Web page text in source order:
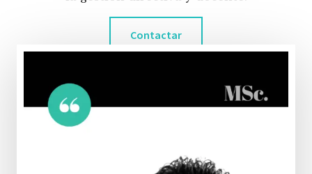
Contactar